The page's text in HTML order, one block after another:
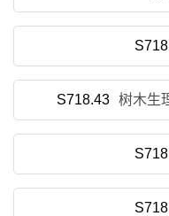
S718.43 树木生